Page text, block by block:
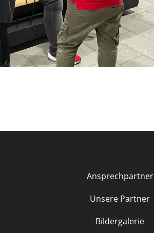
Ansprechpartner
Unsere Partner
Bildergalerie